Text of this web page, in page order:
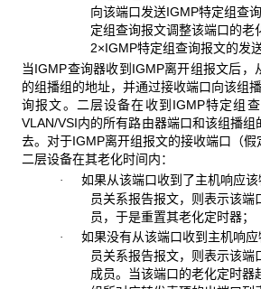
向该端口发送IGMP特定组查
定组查询报文调整该端口的老
2×IGMP特定组查询报文的发送
当IGMP查询器收到IGMP离开组报文后，
的组播组的地址，并通过接收端口向该组
询报文。二层设备在收到IGMP特定组
VLAN/VSI内的所有路由器端口和该组播组
去。对于IGMP离开组报文的接收端口（假
二层设备在其老化时间内：
· 如果从该端口收到了主机响应该
员关系报告报文，则表示该端
员，于是重置其老化定时器；
· 如果没有从该端口收到主机响应
员关系报告报文，则表示该端
成员。当该端口的老化定时器